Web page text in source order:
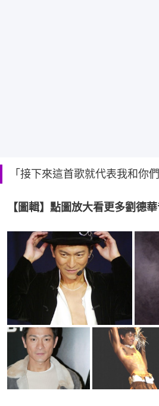
「接下來這首歌就代表我和你
【圖輯】點圖放大看更多劉德華